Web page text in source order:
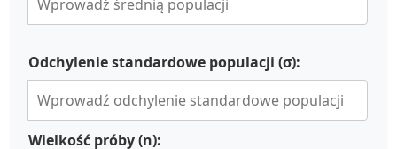
Odchylenie standardowe populacji (σ):
Wielkość próby (n):